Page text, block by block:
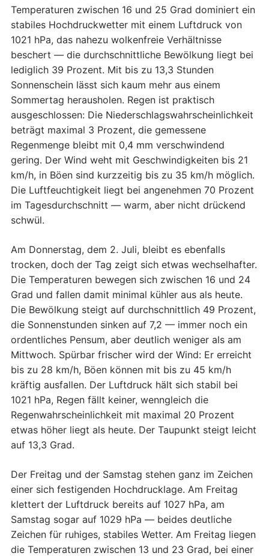
Temperaturen zwischen 16 und 25 Grad dominiert ein
stabiles Hochdruckwetter mit einem Luftdruck von
1021 hPa, das nahezu wolkenfreie Verhältnisse
beschert — die durchschnittliche Bewölkung liegt bei
lediglich 39 Prozent. Mit bis zu 13,3 Stunden
Sonnenschein lässt sich kaum mehr aus einem
Sommertag herausholen. Regen ist praktisch
ausgeschlossen: Die Niederschlagswahrscheinlichkeit
beträgt maximal 3 Prozent, die gemessene
Regenmenge bleibt mit 0,4 mm verschwindend
gering. Der Wind weht mit Geschwindigkeiten bis 21
km/h, in Böen sind kurzzeitig bis zu 35 km/h möglich.
Die Luftfeuchtigkeit liegt bei angenehmen 70 Prozent
im Tagesdurchschnitt — warm, aber nicht drückend
schwül.
Am Donnerstag, dem 2. Juli, bleibt es ebenfalls
trocken, doch der Tag zeigt sich etwas wechselhafter.
Die Temperaturen bewegen sich zwischen 16 und 24
Grad und fallen damit minimal kühler aus als heute.
Die Bewölkung steigt auf durchschnittlich 49 Prozent,
die Sonnenstunden sinken auf 7,2 — immer noch ein
ordentliches Pensum, aber deutlich weniger als am
Mittwoch. Spürbar frischer wird der Wind: Er erreicht
bis zu 28 km/h, Böen können mit bis zu 45 km/h
kräftig ausfallen. Der Luftdruck hält sich stabil bei
1021 hPa, Regen fällt keiner, wenngleich die
Regenwahrscheinlichkeit mit maximal 20 Prozent
etwas höher liegt als heute. Der Taupunkt steigt leicht
auf 13,3 Grad.
Der Freitag und der Samstag stehen ganz im Zeichen
einer sich festigenden Hochdrucklage. Am Freitag
klettert der Luftdruck bereits auf 1027 hPa, am
Samstag sogar auf 1029 hPa — beides deutliche
Zeichen für ruhiges, stabiles Wetter. Am Freitag liegen
die Temperaturen zwischen 13 und 23 Grad, bei einer